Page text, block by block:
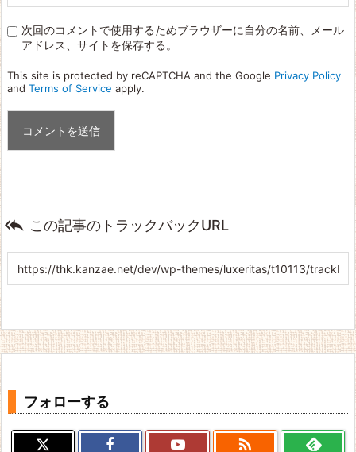
次回のコメントで使用するためブラウザーに自分の名前、メール
アドレス、サイトを保存する。
This site is protected by reCAPTCHA and the Google Privacy Policy
and Terms of Service apply.
 この記事のトラックバックURL
フォローする
